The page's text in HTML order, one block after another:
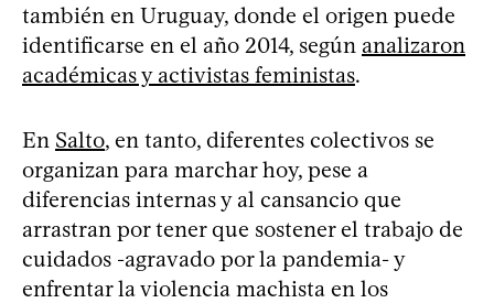
también en Uruguay, donde el origen puede
identificarse en el año 2014, según analizaron
académicas y activistas feministas.
En Salto, en tanto, diferentes colectivos se
organizan para marchar hoy, pese a
diferencias internas y al cansancio que
arrastran por tener que sostener el trabajo de
cuidados -agravado por la pandemia- y
enfrentar la violencia machista en los